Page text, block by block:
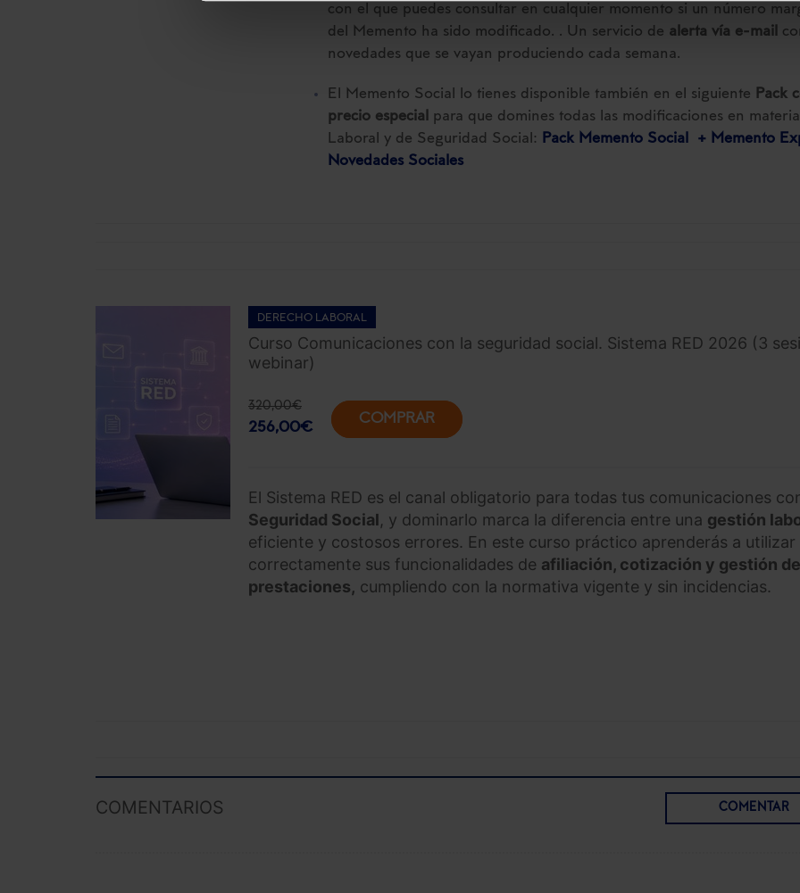
con el que puedes consultar en cualquier momento si un número
del Memento ha sido modificado. . Un servicio de alerta vía e-mail
novedades que se vayan produciendo cada semana.
El Memento Social lo tienes disponible también en el siguiente Pack
precio especial para que domines todas las modificaciones en materia
Laboral y de Seguridad Social: Pack Memento Social + Memento
Novedades Sociales
DERECHO LABORAL
Curso Comunicaciones con la seguridad social. Sistema RED 2026 (3
webinar)
320,00€
256,00€
COMPRAR
El Sistema RED es el canal obligatorio para todas tus comunicaciones
Seguridad Social, y dominarlo marca la diferencia entre una gestión
eficiente y costosos errores. En este curso práctico aprenderás a utilizar
correctamente sus funcionalidades de afiliación, cotización y gestión de
prestaciones, cumpliendo con la normativa vigente y sin incidencias.
COMENTARIOS COMENTAR